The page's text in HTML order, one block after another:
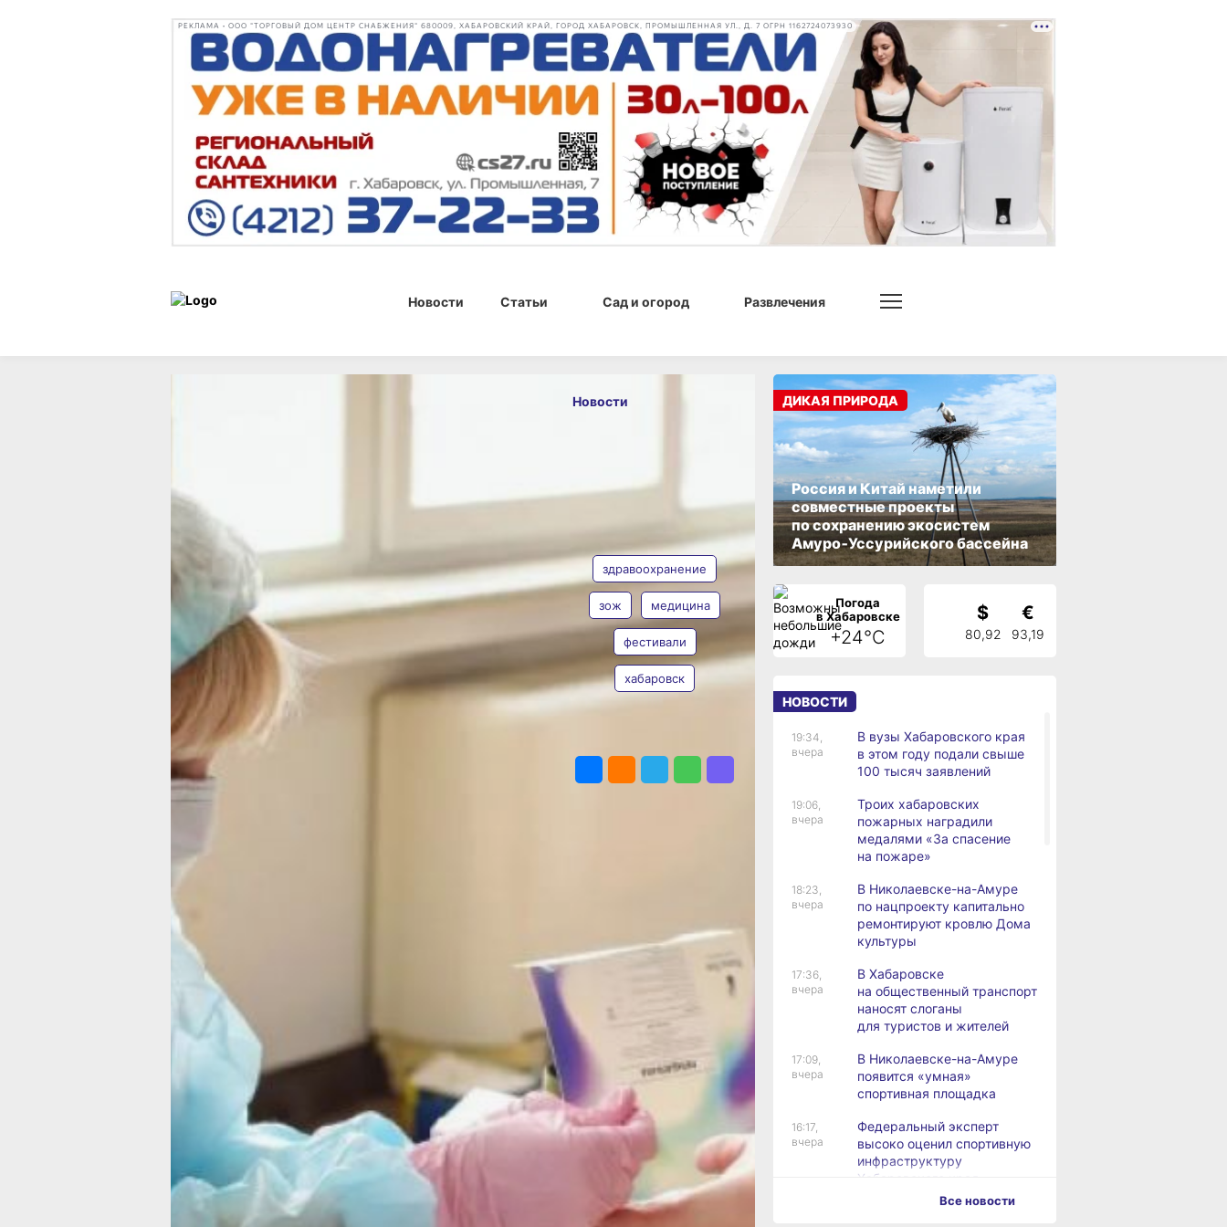
РЕКЛАМА • ООО "ТОРГОВЫЙ ДОМ ЦЕНТР СНАБЖЕНИЯ" 680009, ХАБАРОВСКИЙ КРАЙ, ГОРОД ХАБАРОВСК, ПРОМЫШЛЕННАЯ УЛ., Д. 7 ОГРН 1162724073930
Новости Статьи Сад и огород Развлечения
посетили
фестиваль
здоровья
в Хабаровске
Мероприятие прошло в рамках
Всемирного дня здоровья и Года спорта
в Хабаровском крае, который был
объявлен по инициативе губернатора
региона
Фото:
пресс-служба министерства
здравоохранения Хабаровского края
В Хабаровске в шестой раз состоялся
ежегодный семейный фестиваль
здорового образа жизни, сообщили
тысяч человек.
и молодёжно‑спортивных объединений
развернули свои тематические площадки.
Гости фестиваля проверяли уровень
сахара и холестерина с помощью
экспресс‑тестов, проходили
биоимпедансометрию для анализа
состава тела, делали ультразвуковое
исследование и электрокардиографию,
обследовали кожу на признаки
новообразований.
Также можно было пройти диагностику
стоматологических проблем, проверку
слуха, тестирование на ВИЧ и гепатиты,
а также сделать флюорографию — её
проводили в передвижном медицинском
комплексе. Кроме того, гости участвовали
в арт‑терапии и знакомились
с экспозицией интерактивного музея
здоровья.
Новости
14 апреля 2026 г., 12:16
Наталья
здравоохранение
зож медицина
фестивали
хабаровск
Россия и Китай наметили
совместные проекты
по сохранению экосистем
Амуро‑Уссурийского бассейна
ДИКАЯ ПРИРОДА
Погода
в Хабаровске
+24°C
$
80,92
€
93,19
НОВОСТИ
19:34,
вчера
В вузы Хабаровского края
в этом году подали свыше
100 тысяч заявлений
19:06,
вчера
Троих хабаровских
пожарных наградили
медалями «За спасение
на пожаре»
18:23,
вчера
В Николаевске-на-Амуре
по нацпроекту капитально
ремонтируют кровлю Дома
культуры
17:36,
вчера
В Хабаровске
на общественный транспорт
наносят слоганы
для туристов и жителей
17:09,
вчера
В Николаевске-на-Амуре
появится «умная»
спортивная площадка
16:17,
вчера
Федеральный эксперт
высоко оценил спортивную
инфраструктуру
Хабаровского края
Все новости